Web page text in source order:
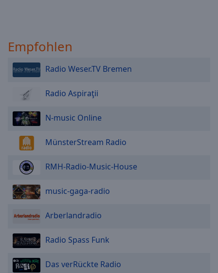
Empfohlen
Radio Weser.TV Bremen
Radio Aspiraţii
N-music Online
MünsterStream Radio
RMH-Radio-Music-House
music-gaga-radio
Arberlandradio
Radio Spass Funk
Das verRückte Radio